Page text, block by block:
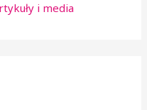
i media